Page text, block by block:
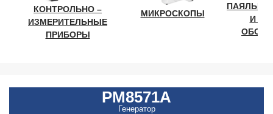
КОНТРОЛЬНО –
ИЗМЕРИТЕЛЬНЫЕ
ПРИБОРЫ
МИКРОСКОПЫ
И
PM8571A
Генератор